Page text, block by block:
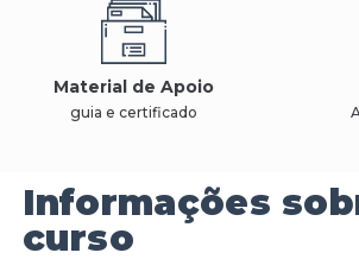
Material de Apoio
guia e certificado
Informações
curso